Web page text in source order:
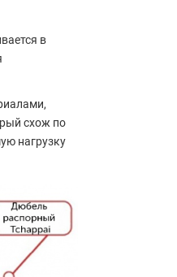
в
схож по
нагрузку